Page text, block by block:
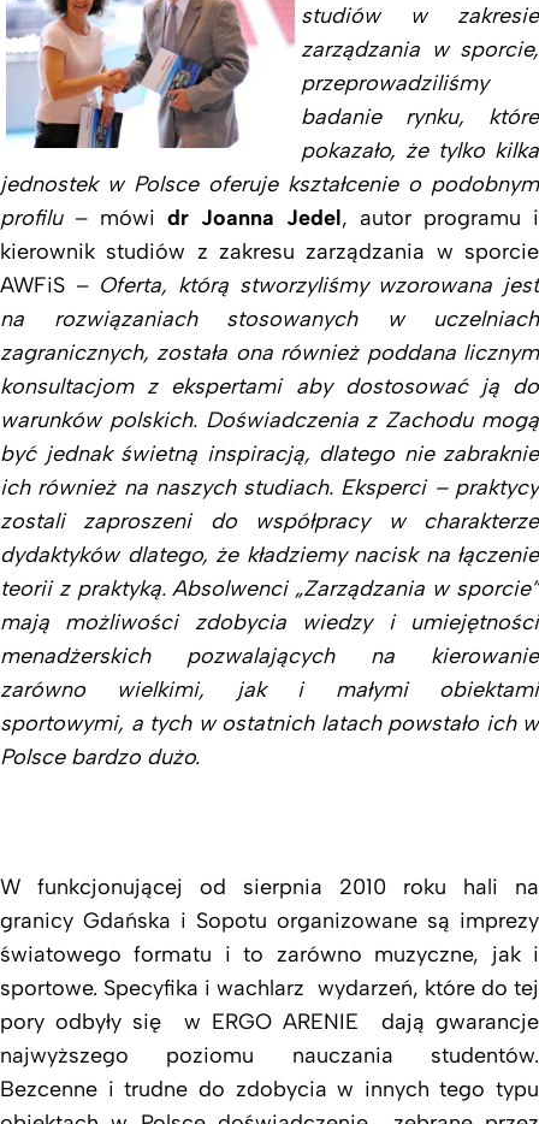
studiów w zakresie
zarządzania w sporcie,
przeprowadziliśmy
badanie rynku, które
pokazało, że tylko kilka
jednostek w Polsce oferuje kształcenie o podobnym
profilu– mówi dr Joanna Jedel, autor programu i
kierownik studiów z zakresu zarządzania w sporcie
AWFiS – Oferta, którą stworzyliśmy wzorowana jest
na rozwiązaniach stosowanych w uczelniach
zagranicznych, została ona również poddana licznym
konsultacjom z ekspertami aby dostosować ją do
warunków polskich. Doświadczenia z Zachodu mogą
być jednak świetną inspiracją, dlatego nie zabraknie
ich również na naszych studiach. Eksperci – praktycy
zostali zaproszeni do współpracy w charakterze
dydaktyków dlatego, że kładziemy nacisk na łączenie
teorii z praktyką. Absolwenci „Zarządzania w sporcie”
mają możliwości zdobycia wiedzy i umiejętności
menadżerskich pozwalających na kierowanie
zarówno wielkimi, jak i małymi obiektami
sportowymi, a tych w ostatnich latach powstało ich w
Polsce bardzo dużo.
W funkcjonującej od sierpnia 2010 roku hali na
granicy Gdańska i Sopotu organizowane są imprezy
światowego formatu i to zarówno muzyczne, jak i
sportowe. Specyfika i wachlarz wydarzeń, które do tej
pory odbyły się w ERGO ARENIE dają gwarancje
najwyższego poziomu nauczania studentów.
Bezcenne i trudne do zdobycia w innych tego typu